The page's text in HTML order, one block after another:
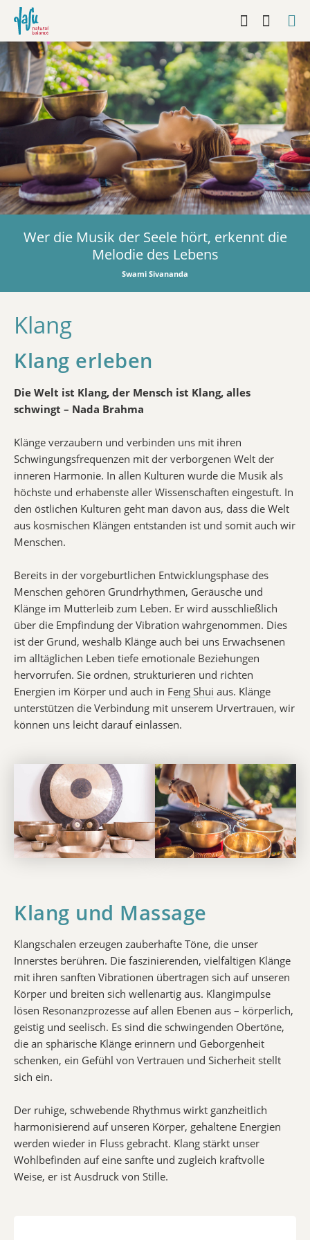
Wer die Musik der Seele hört, erkennt die
Melodie des Lebens
Swami Sivananda
Klang
Klang erleben
Die Welt ist Klang, der Mensch ist Klang, alles
schwingt – Nada Brahma
Klänge verzaubern und verbinden uns mit ihren
Schwingungsfrequenzen mit der verborgenen Welt der
inneren Harmonie. In allen Kulturen wurde die Musik als
höchste und erhabenste aller Wissenschaften eingestuft. In
den östlichen Kulturen geht man davon aus, dass die Welt
aus kosmischen Klängen entstanden ist und somit auch wir
Menschen.
Bereits in der vorgeburtlichen Entwicklungsphase des
Menschen gehören Grundrhythmen, Geräusche und
Klänge im Mutterleib zum Leben. Er wird ausschließlich
über die Empfindung der Vibration wahrgenommen. Dies
ist der Grund, weshalb Klänge auch bei uns Erwachsenen
im alltäglichen Leben tiefe emotionale Beziehungen
hervorrufen. Sie ordnen, strukturieren und richten
Energien im Körper und auch in Feng Shui aus. Klänge
unterstützen die Verbindung mit unserem Urvertrauen, wir
können uns leicht darauf einlassen.
Klang und Massage
Klangschalen erzeugen zauberhafte Töne, die unser
Innerstes berühren. Die faszinierenden, vielfältigen Klänge
mit ihren sanften Vibrationen übertragen sich auf unseren
Körper und breiten sich wellenartig aus. Klangimpulse
lösen Resonanzprozesse auf allen Ebenen aus – körperlich,
geistig und seelisch. Es sind die schwingenden Obertöne,
die an sphärische Klänge erinnern und Geborgenheit
schenken, ein Gefühl von Vertrauen und Sicherheit stellt
sich ein.
Der ruhige, schwebende Rhythmus wirkt ganzheitlich
harmonisierend auf unseren Körper, gehaltene Energien
werden wieder in Fluss gebracht. Klang stärkt unser
Wohlbefinden auf eine sanfte und zugleich kraftvolle
Weise, er ist Ausdruck von Stille.